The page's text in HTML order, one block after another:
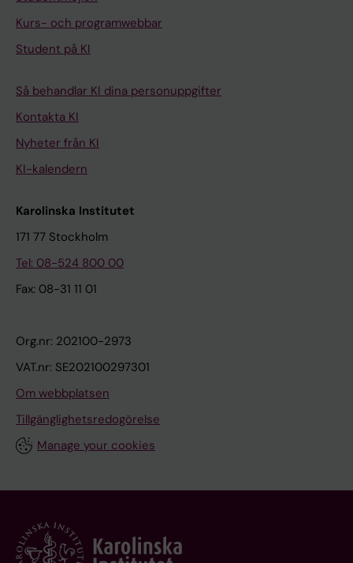
Kurs- och programwebbar
Student på KI
Så behandlar KI dina personuppgifter
Kontakta KI
Nyheter från KI
KI-kalendern
Karolinska Institutet
171 77 Stockholm
Tel: 08-524 800 00
Fax: 08-31 11 01
Org.nr: 202100-2973
VAT.nr: SE202100297301
Om webbplatsen
Tillgänglighetsredogörelse
Manage your cookies